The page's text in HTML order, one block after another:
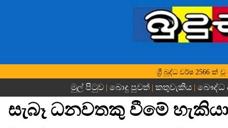
ශ්‍රී බුද්ධ වර්ෂ 2566 ක් වූ
මුල් පිටුව | බොදු පුවත් | කතුවැකිය | බෞද්ධ
සැබෑ ධනවතකු වීමේ